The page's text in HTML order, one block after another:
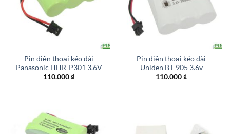
Pin điện thoại kéo dài
Panasonic HHR-P301 3.6V
110.000₫
Pin điện thoại kéo dài
Uniden BT-905 3.6v
110.000₫